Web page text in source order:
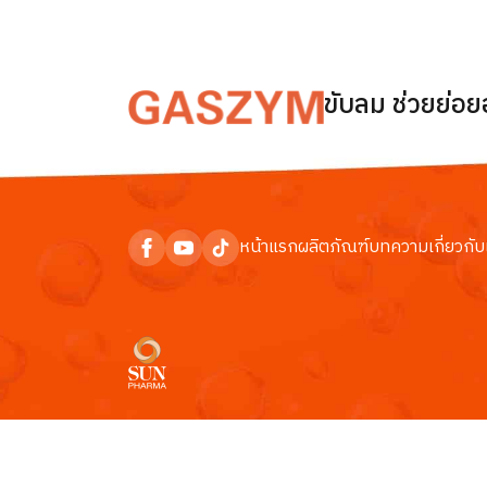
ขับลม ช่วยย่อ
หน้าแรกผลิตภัณฑ์บทความเกี่ยวกับ